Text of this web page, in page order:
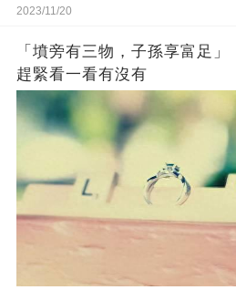
2023/11/20
「墳旁有三物，子孫享富足」
趕緊看一看有沒有